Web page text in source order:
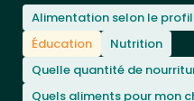
Alimentation selon le
Éducation
Nutrition
Quelle quantité de
Quels aliments pour mon